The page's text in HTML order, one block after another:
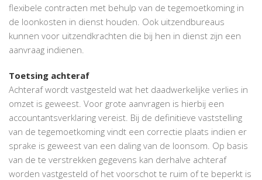
flexibele contracten met behulp van de tegemoetkoming in
de loonkosten in dienst houden. Ook uitzendbureaus
kunnen voor uitzendkrachten die bij hen in dienst zijn een
aanvraag indienen.
Toetsing achteraf
Achteraf wordt vastgesteld wat het daadwerkelijke verlies in
omzet is geweest. Voor grote aanvragen is hierbij een
accountantsverklaring vereist. Bij de definitieve vaststelling
van de tegemoetkoming vindt een correctie plaats indien er
sprake is geweest van een daling van de loonsom. Op basis
van de te verstrekken gegevens kan derhalve achteraf
worden vastgesteld of het voorschot te ruim of te beperkt is